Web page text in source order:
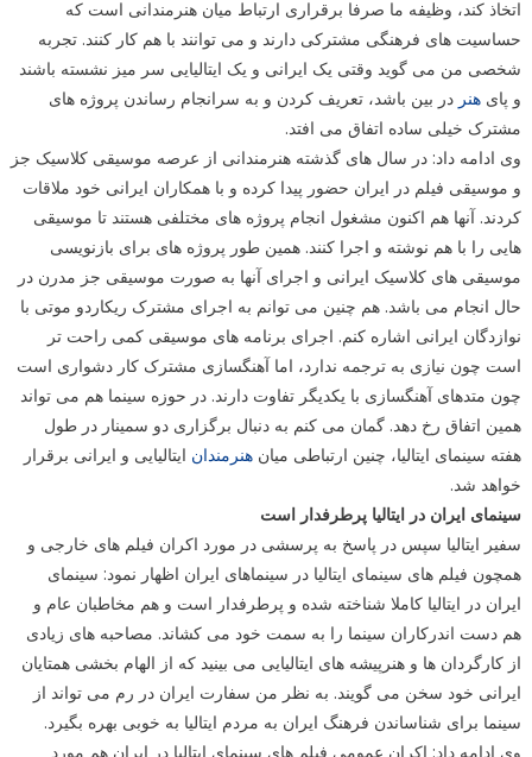
اتخاذ کند، وظیفه ما صرفا برقراری ارتباط میان هنرمندانی است که
حساسیت های فرهنگی مشترکی دارند و می توانند با هم کار کنند. تجربه
شخصی من می گوید وقتی یک ایرانی و یک ایتالیایی سر میز نشسته باشند
و پای هنر در بین باشد، تعریف کردن و به سرانجام رساندن پروژه های
مشترک خیلی ساده اتفاق می افتد.
وی ادامه داد: در سال های گذشته هنرمندانی از عرصه موسیقی کلاسیک جز
و موسیقی فیلم در ایران حضور پیدا کرده و با همکاران ایرانی خود ملاقات
کردند. آنها هم اکنون مشغول انجام پروژه های مختلفی هستند تا موسیقی
هایی را با هم نوشته و اجرا کنند. همین طور پروژه های برای بازنویسی
موسیقی های کلاسیک ایرانی و اجرای آنها به صورت موسیقی جز مدرن در
حال انجام می باشد. هم چنین می توانم به اجرای مشترک ریکاردو موتی با
نوازدگان ایرانی اشاره کنم. اجرای برنامه های موسیقی کمی راحت تر
است چون نیازی به ترجمه ندارد، اما آهنگسازی مشترک کار دشواری است
چون متدهای آهنگسازی با یکدیگر تفاوت دارند. در حوزه سینما هم می تواند
همین اتفاق رخ دهد. گمان می کنم به دنبال برگزاری دو سمینار در طول
هفته سینمای ایتالیا، چنین ارتباطی میان هنرمندان ایتالیایی و ایرانی برقرار
خواهد شد.
سینمای ایران در ایتالیا پرطرفدار است
سفیر ایتالیا سپس در پاسخ به پرسشی در مورد اکران فیلم های خارجی و
همچون فیلم های سینمای ایتالیا در سینماهای ایران اظهار نمود: سینمای
ایران در ایتالیا کاملا شناخته شده و پرطرفدار است و هم مخاطبان عام و
هم دست اندرکاران سینما را به سمت خود می کشاند. مصاحبه های زیادی
از کارگردان ها و هنرپیشه های ایتالیایی می بینید که از الهام بخشی همتایان
ایرانی خود سخن می گویند. به نظر من سفارت ایران در رم می تواند از
سینما برای شناساندن فرهنگ ایران به مردم ایتالیا به خوبی بهره بگیرد.
وی ادامه داد: اکران عمومی فیلم های سینمای ایتالیا در ایران هم مورد